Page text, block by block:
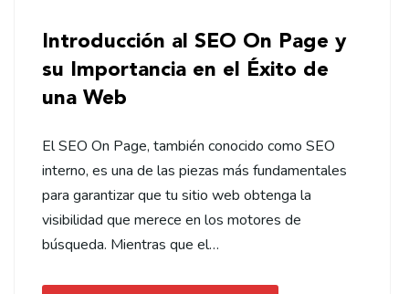
Introducción al SEO On Page y
su Importancia en el Éxito de
una Web
El SEO On Page, también conocido como SEO
interno, es una de las piezas más fundamentales
para garantizar que tu sitio web obtenga la
visibilidad que merece en los motores de
búsqueda. Mientras que el…